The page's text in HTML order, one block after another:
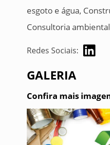
esgoto e água,
Consultoria
Redes Sociais:
GALERIA
Confira mais